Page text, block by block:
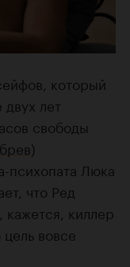
который
лет
свободы
)
психопата Люка
что Ред
киллер
вовсе